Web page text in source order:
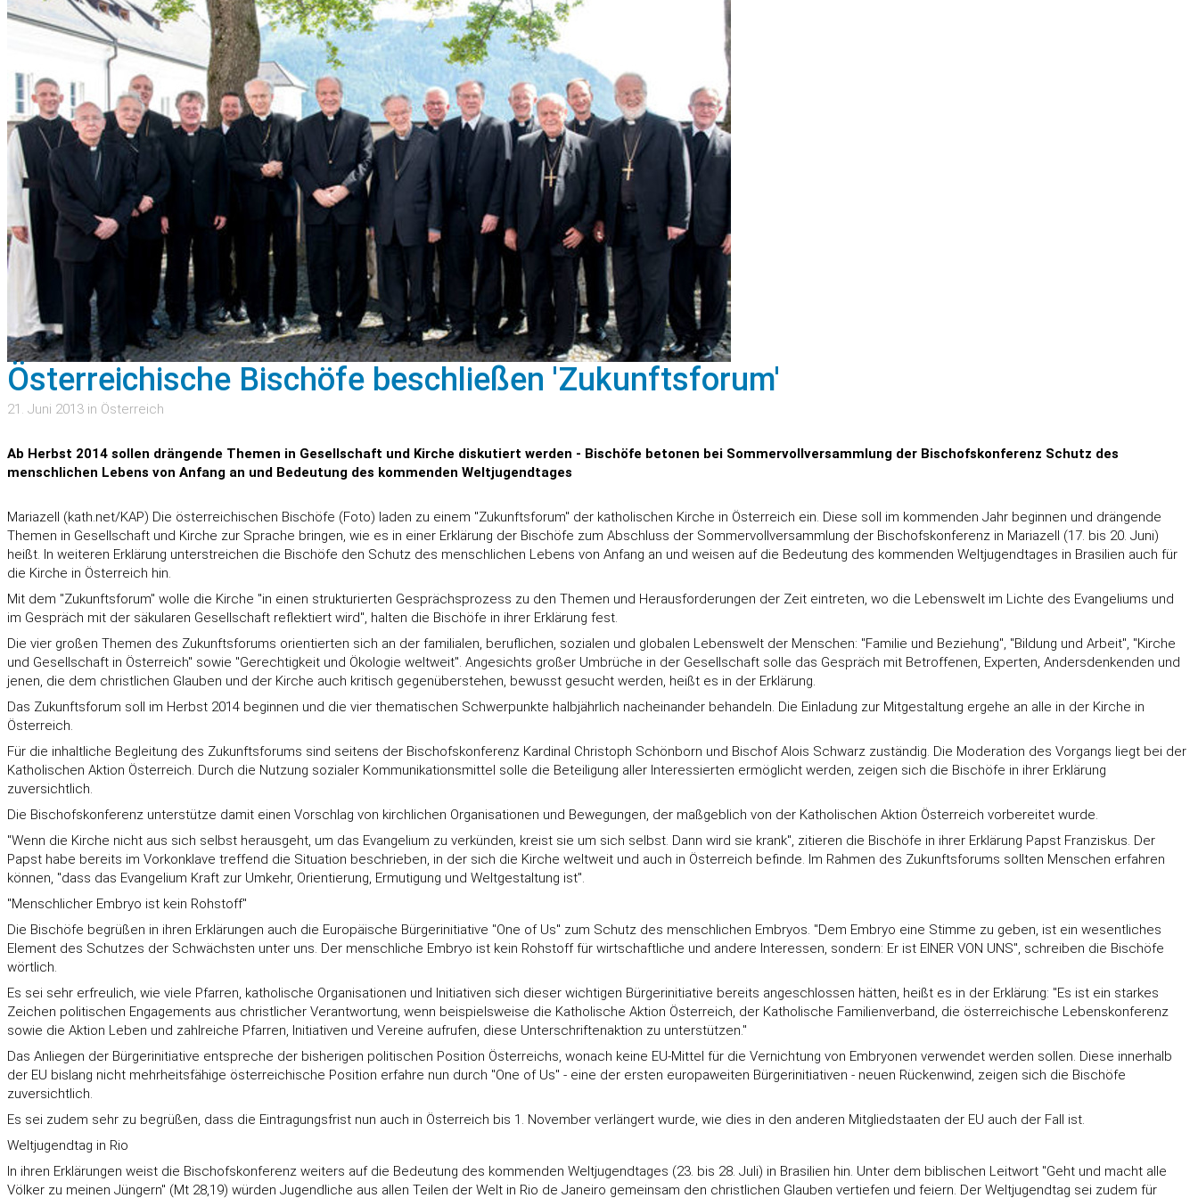
Österreichische Bischöfe beschließen 'Zukunftsforum'
21. Juni 2013 in Österreich
Ab Herbst 2014 sollen drängende Themen in Gesellschaft und Kirche diskutiert werden - Bischöfe betonen bei Sommervollversammlung der Bischofskonferenz Schutz des
menschlichen Lebens von Anfang an und Bedeutung des kommenden Weltjugendtages
Mariazell (kath.net/KAP) Die österreichischen Bischöfe (Foto) laden zu einem "Zukunftsforum" der katholischen Kirche in Österreich ein. Diese soll im kommenden Jahr beginnen und drängende
Themen in Gesellschaft und Kirche zur Sprache bringen, wie es in einer Erklärung der Bischöfe zum Abschluss der Sommervollversammlung der Bischofskonferenz in Mariazell (17. bis 20. Juni)
heißt. In weiteren Erklärung unterstreichen die Bischöfe den Schutz des menschlichen Lebens von Anfang an und weisen auf die Bedeutung des kommenden Weltjugendtages in Brasilien auch für
die Kirche in Österreich hin.
Mit dem "Zukunftsforum" wolle die Kirche "in einen strukturierten Gesprächsprozess zu den Themen und Herausforderungen der Zeit eintreten, wo die Lebenswelt im Lichte des Evangeliums und
im Gespräch mit der säkularen Gesellschaft reflektiert wird", halten die Bischöfe in ihrer Erklärung fest.
Die vier großen Themen des Zukunftsforums orientierten sich an der familialen, beruflichen, sozialen und globalen Lebenswelt der Menschen: "Familie und Beziehung", "Bildung und Arbeit", "Kirche
und Gesellschaft in Österreich" sowie "Gerechtigkeit und Ökologie weltweit". Angesichts großer Umbrüche in der Gesellschaft solle das Gespräch mit Betroffenen, Experten, Andersdenkenden und
jenen, die dem christlichen Glauben und der Kirche auch kritisch gegenüberstehen, bewusst gesucht werden, heißt es in der Erklärung.
Das Zukunftsforum soll im Herbst 2014 beginnen und die vier thematischen Schwerpunkte halbjährlich nacheinander behandeln. Die Einladung zur Mitgestaltung ergehe an alle in der Kirche in
Österreich.
Für die inhaltliche Begleitung des Zukunftsforums sind seitens der Bischofskonferenz Kardinal Christoph Schönborn und Bischof Alois Schwarz zuständig. Die Moderation des Vorgangs liegt bei der
Katholischen Aktion Österreich. Durch die Nutzung sozialer Kommunikationsmittel solle die Beteiligung aller Interessierten ermöglicht werden, zeigen sich die Bischöfe in ihrer Erklärung
zuversichtlich.
Die Bischofskonferenz unterstütze damit einen Vorschlag von kirchlichen Organisationen und Bewegungen, der maßgeblich von der Katholischen Aktion Österreich vorbereitet wurde.
"Wenn die Kirche nicht aus sich selbst herausgeht, um das Evangelium zu verkünden, kreist sie um sich selbst. Dann wird sie krank", zitieren die Bischöfe in ihrer Erklärung Papst Franziskus. Der
Papst habe bereits im Vorkonklave treffend die Situation beschrieben, in der sich die Kirche weltweit und auch in Österreich befinde. Im Rahmen des Zukunftsforums sollten Menschen erfahren
können, "dass das Evangelium Kraft zur Umkehr, Orientierung, Ermutigung und Weltgestaltung ist".
"Menschlicher Embryo ist kein Rohstoff"
Die Bischöfe begrüßen in ihren Erklärungen auch die Europäische Bürgerinitiative "One of Us" zum Schutz des menschlichen Embryos. "Dem Embryo eine Stimme zu geben, ist ein wesentliches
Element des Schutzes der Schwächsten unter uns. Der menschliche Embryo ist kein Rohstoff für wirtschaftliche und andere Interessen, sondern: Er ist EINER VON UNS", schreiben die Bischöfe
wörtlich.
Es sei sehr erfreulich, wie viele Pfarren, katholische Organisationen und Initiativen sich dieser wichtigen Bürgerinitiative bereits angeschlossen hätten, heißt es in der Erklärung: "Es ist ein starkes
Zeichen politischen Engagements aus christlicher Verantwortung, wenn beispielsweise die Katholische Aktion Österreich, der Katholische Familienverband, die österreichische Lebenskonferenz
sowie die Aktion Leben und zahlreiche Pfarren, Initiativen und Vereine aufrufen, diese Unterschriftenaktion zu unterstützen."
Das Anliegen der Bürgerinitiative entspreche der bisherigen politischen Position Österreichs, wonach keine EU-Mittel für die Vernichtung von Embryonen verwendet werden sollen. Diese innerhalb
der EU bislang nicht mehrheitsfähige österreichische Position erfahre nun durch "One of Us" - eine der ersten europaweiten Bürgerinitiativen - neuen Rückenwind, zeigen sich die Bischöfe
zuversichtlich.
Es sei zudem sehr zu begrüßen, dass die Eintragungsfrist nun auch in Österreich bis 1. November verlängert wurde, wie dies in den anderen Mitgliedstaaten der EU auch der Fall ist.
Weltjugendtag in Rio
In ihren Erklärungen weist die Bischofskonferenz weiters auf die Bedeutung des kommenden Weltjugendtages (23. bis 28. Juli) in Brasilien hin. Unter dem biblischen Leitwort "Geht und macht alle
Völker zu meinen Jüngern" (Mt 28,19) würden Jugendliche aus allen Teilen der Welt in Rio de Janeiro gemeinsam den christlichen Glauben vertiefen und feiern. Der Weltjugendtag sei zudem für